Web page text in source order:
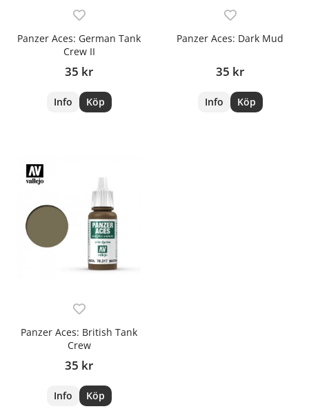
Panzer Aces: German Tank
Crew II
35 kr
Info Köp
Panzer Aces: Dark Mud
35 kr
Info Köp
Panzer Aces: British Tank
Crew
35 kr
Info Köp